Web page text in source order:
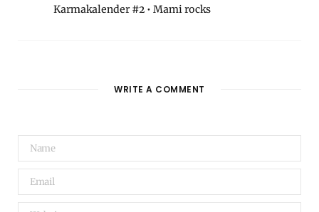
Karmakalender #2 • Mami rocks
WRITE A COMMENT